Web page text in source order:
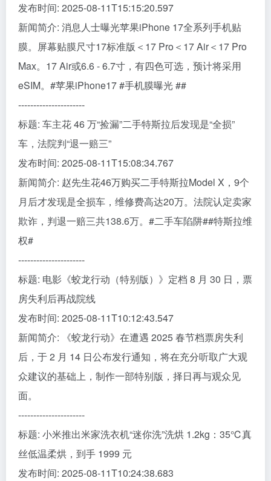
发布时间: 2025-08-11T15:15:20.597
新闻简介: 消息人士曝光苹果iPhone 17全系列手机贴
膜。屏幕贴膜尺寸17标准版＜17 Pro＜17 Air＜17 Pro
Max。17 Air或6.6 - 6.7寸，有四色可选，预计将采用
eSIM。#苹果iPhone17 #手机膜曝光 ##
----------------------
标题: 车主花 46 万“捡漏”二手特斯拉后发现是“全损”
车，法院判“退一赔三”
发布时间: 2025-08-11T15:08:34.767
新闻简介: 赵先生花46万购买二手特斯拉Model X，9个
月后才发现是全损车，维修费高达20万。法院认定卖家
欺诈，判退一赔三共138.6万。#二手车陷阱##特斯拉维
权#
----------------------
标题: 电影《蛟龙行动（特别版）》定档 8 月 30 日，票
房失利后再战院线
发布时间: 2025-08-11T10:12:43.547
新闻简介: 《蛟龙行动》在遭遇 2025 春节档票房失利
后，于 2 月 14 日公布发行通知，将在充分听取广大观
众建议的基础上，制作一部特别版，择日再与观众见
面。
----------------------
标题: 小米推出米家洗衣机“迷你洗”洗烘 1.2kg：35℃真
丝低温柔烘，到手 1999 元
发布时间: 2025-08-11T10:24:38.683